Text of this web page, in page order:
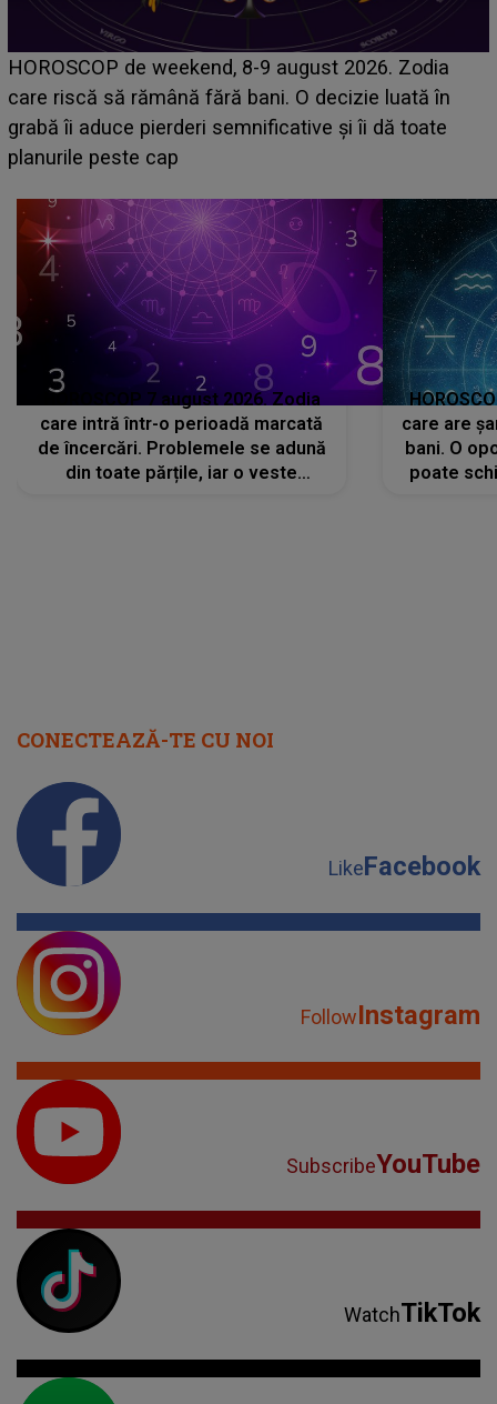
Emanuel a ținut ACEST DETALIU ASCUNS până
acum! În fața Alexandrei, concurentul din Casa Iubirii
face o MĂRTURISIRE NEAȘTEPTATĂ despre mama
sa: "I-am spus și ei în față, eu nu te iubesc pentru
HOROSCOP 7 august 2026. Zodia
care intră într-o perioadă marcată
de încercări. Problemele se adună
din toate părțile, iar o veste
care are
bani. O
poate
CONECTEAZĂ-TE CU NOI
LikeFacebook
FollowInstagram
SubscribeYouTube
WatchTikTok